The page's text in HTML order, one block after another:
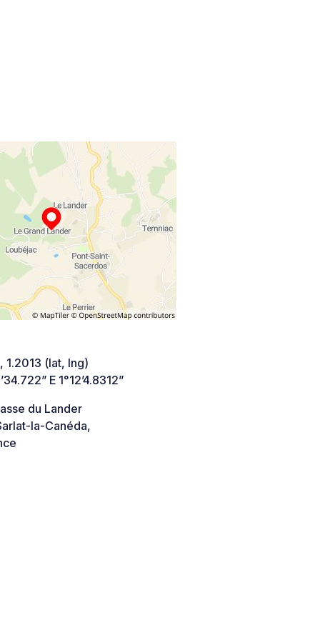
1.2013 (lat, lng)
E 1°12’4.8312”
du Lander
la-Canéda,